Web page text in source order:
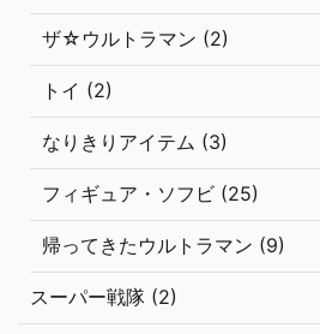
ザ☆ウルトラマン (2)
トイ (2)
なりきりアイテム (3)
フィギュア・ソフビ (25)
帰ってきたウルトラマン (9)
スーパー戦隊 (2)